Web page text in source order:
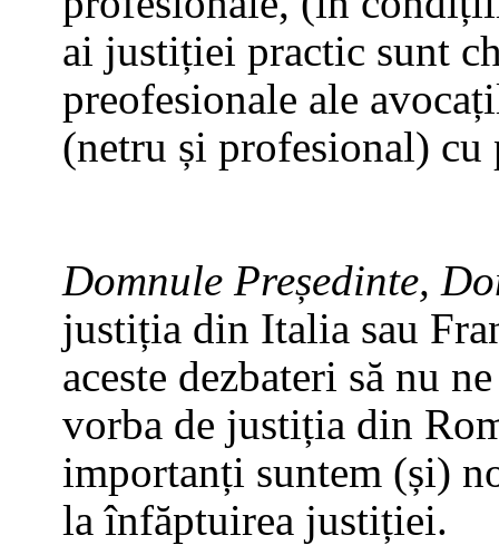
ai justiției practic sunt
preofesionale ale
(netru și profesional)
Domnule Președinte,
justiția din Italia sau
aceste dezbateri să nu
vorba de justiția din
importanți suntem (și)
la înfăptuirea justiției.